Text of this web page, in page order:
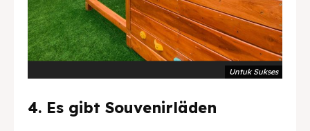
Untuk Sukses
4. Es gibt Souvenirläden